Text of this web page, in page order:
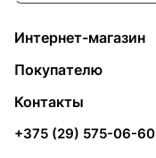
Интернет-магазин
Покупателю
Контакты
+375 (29) 575-06-60